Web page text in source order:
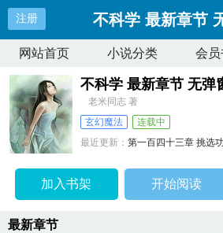
注册 不科学 最新章节
网站首页 小说分类 会员
不科学 最新章节 无弹
老米同志 著
玄幻魔法
连载中
最近更新：第一百四十三章 挑选
加入书架 开始阅读
最新章节